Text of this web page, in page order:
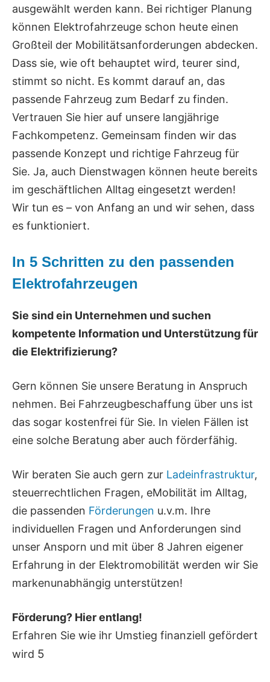
ausgewählt werden kann. Bei richtiger Planung
können Elektrofahrzeuge schon heute einen
Großteil der Mobilitätsanforderungen abdecken.
Dass sie, wie oft behauptet wird, teurer sind,
stimmt so nicht. Es kommt darauf an, das
passende Fahrzeug zum Bedarf zu finden.
Vertrauen Sie hier auf unsere langjährige
Fachkompetenz. Gemeinsam finden wir das
passende Konzept und richtige Fahrzeug für
Sie. Ja, auch Dienstwagen können heute bereits
im geschäftlichen Alltag eingesetzt werden!
Wir tun es – von Anfang an und wir sehen, dass
es funktioniert.
In 5 Schritten zu den passenden
Elektrofahrzeugen
Sie sind ein Unternehmen und suchen
kompetente Information und Unterstützung für
die Elektrifizierung?
Gern können Sie unsere Beratung in Anspruch
nehmen. Bei Fahrzeugbeschaffung über uns ist
das sogar kostenfrei für Sie. In vielen Fällen ist
eine solche Beratung aber auch förderfähig.
Wir beraten Sie auch gern zur Ladeinfrastruktur,
steuerrechtlichen Fragen, eMobilität im Alltag,
die passenden Förderungen u.v.m. Ihre
individuellen Fragen und Anforderungen sind
unser Ansporn und mit über 8 Jahren eigener
Erfahrung in der Elektromobilität werden wir Sie
markenunabhängig unterstützen!
Förderung? Hier entlang!
Erfahren Sie wie ihr Umstieg finanziell gefördert
wird 5